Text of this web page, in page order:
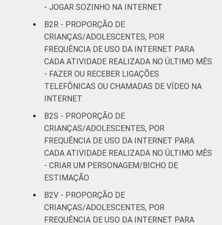
- JOGAR SOZINHO NA INTERNET
B2R - PROPORÇÃO DE
CRIANÇAS/ADOLESCENTES, POR
FREQUÊNCIA DE USO DA INTERNET PARA
CADA ATIVIDADE REALIZADA NO ÚLTIMO MÊS
- FAZER OU RECEBER LIGAÇÕES
TELEFÔNICAS OU CHAMADAS DE VÍDEO NA
INTERNET
B2S - PROPORÇÃO DE
CRIANÇAS/ADOLESCENTES, POR
FREQUÊNCIA DE USO DA INTERNET PARA
CADA ATIVIDADE REALIZADA NO ÚLTIMO MÊS
- CRIAR UM PERSONAGEM/BICHO DE
ESTIMAÇÃO
B2V - PROPORÇÃO DE
CRIANÇAS/ADOLESCENTES, POR
FREQUÊNCIA DE USO DA INTERNET PARA